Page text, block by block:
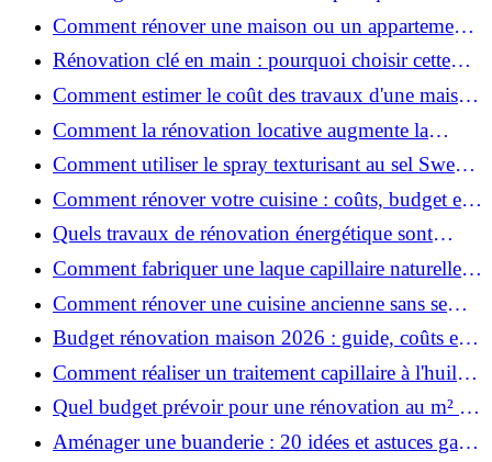
erreurs à éviter
Comment rénover une maison ou un appartement
avec 50 000 € : budget, étapes et astuces ?
Rénovation clé en main : pourquoi choisir cette
solution et à quoi faire attention ?
Comment estimer le coût des travaux d'une maison
?
Comment la rénovation locative augmente la
rentabilité de votre parc immobilier ?
Comment utiliser le spray texturisant au sel Sweet
Salt pour des cheveux effet plage ?
Comment rénover votre cuisine : coûts, budget et
astuces bois ?
Quels travaux de rénovation énergétique sont
éligibles à MaPrimeRénov' ?
Comment fabriquer une laque capillaire naturelle
maison ?
Comment rénover une cuisine ancienne sans se
ruiner ?
Budget rénovation maison 2026 : guide, coûts et
astuces
Comment réaliser un traitement capillaire à l'huile
maison efficace ?
Quel budget prévoir pour une rénovation au m² en
2026 ?
Aménager une buanderie : 20 idées et astuces gain